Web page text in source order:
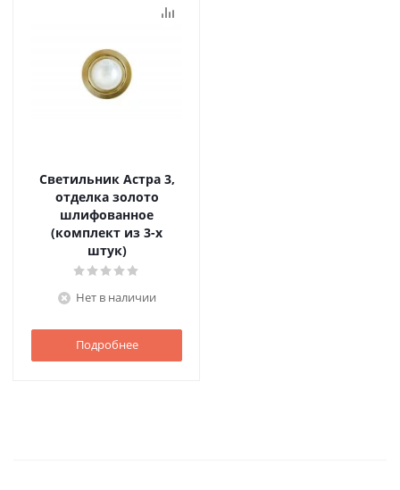
Светильник Астра 3,
отделка золото
шлифованное
(комплект из 3-х
штук)
Нет в наличии
Подробнее